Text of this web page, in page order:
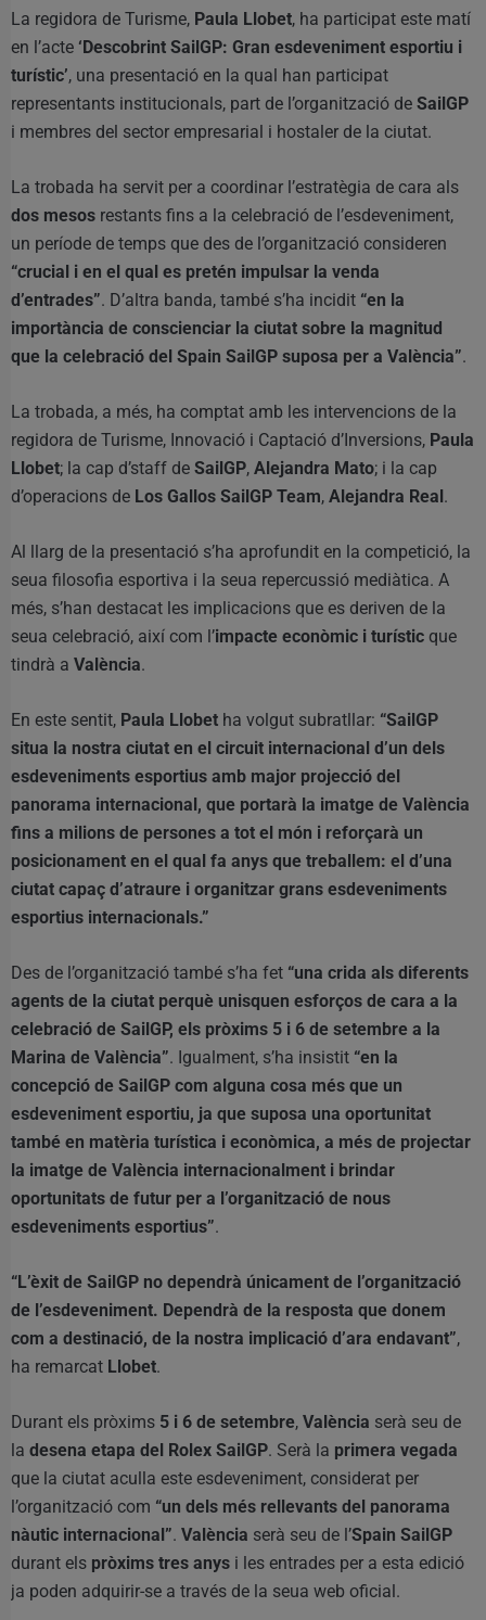
La regidora de Turisme, Paula Llobet, ha participat este matí
en l’acte ‘Descobrint SailGP: Gran esdeveniment esportiu i
turístic’, una presentació en la qual han participat
representants institucionals, part de l’organització de SailGP
i membres del sector empresarial i hostaler de la ciutat.
La trobada ha servit per a coordinar l’estratègia de cara als
dos mesos restants fins a la celebració de l’esdeveniment,
un període de temps que des de l’organització consideren
“crucial i en el qual es pretén impulsar la venda
d’entrades”. D’altra banda, també s’ha incidit “en la
importància de conscienciar la ciutat sobre la magnitud
que la celebració del Spain SailGP suposa per a València”.
La trobada, a més, ha comptat amb les intervencions de la
regidora de Turisme, Innovació i Captació d’Inversions, Paula
Llobet; la cap d’staff de SailGP, Alejandra Mato; i la cap
d’operacions de Los Gallos SailGP Team, Alejandra Real .
Al llarg de la presentació s’ha aprofundit en la competició, la
seua filosofia esportiva i la seua repercussió mediàtica. A
més, s’han destacat les implicacions que es deriven de la
seua celebració, així com l’impacte econòmic i turístic que
tindrà a València.
En este sentit, Paula Llobet ha volgut subratllar: “SailGP
situa la nostra ciutat en el circuit internacional d’un dels
esdeveniments esportius amb major projecció del
panorama internacional, que portarà la imatge de València
fins a milions de persones a tot el món i reforçarà un
posicionament en el qual fa anys que treballem: el d’una
ciutat capaç d’atraure i organitzar grans esdeveniments
esportius internacionals.”
Des de l’organització també s’ha fet “una crida als diferents
agents de la ciutat perquè unisquen esforços de cara a la
celebració de SailGP, els pròxims 5 i 6 de setembre a la
Marina de València”. Igualment, s’ha insistit “en la
concepció de SailGP com alguna cosa més que un
esdeveniment esportiu, ja que suposa una oportunitat
també en matèria turística i econòmica, a més de projectar
la imatge de València internacionalment i brindar
oportunitats de futur per a l’organització de nous
esdeveniments esportius”.
“L’èxit de SailGP no dependrà únicament de l’organització
de l’esdeveniment. Dependrà de la resposta que donem
com a destinació, de la nostra implicació d’ara endavant”,
ha remarcat Llobet.
Durant els pròxims 5 i 6 de setembre, València serà seu de
la desena etapa del Rolex SailGP. Serà la primera vegada
que la ciutat aculla este esdeveniment, considerat per
l’organització com “un dels més rellevants del panorama
nàutic internacional”. València serà seu de l’Spain SailGP
durant els pròxims tres anys i les entrades per a esta edició
ja poden adquirir-se a través de la seua web oficial.